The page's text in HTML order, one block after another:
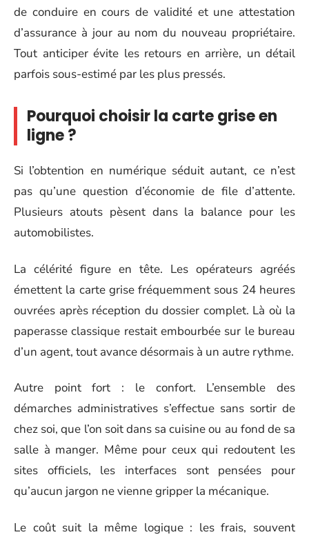
de conduire en cours de validité et une attestation
d’assurance à jour au nom du nouveau propriétaire.
Tout anticiper évite les retours en arrière, un détail
parfois sous-estimé par les plus pressés.
Pourquoi choisir la carte grise en
ligne ?
Si l’obtention en numérique séduit autant, ce n’est
pas qu’une question d’économie de file d’attente.
Plusieurs atouts pèsent dans la balance pour les
automobilistes.
La célérité figure en tête. Les opérateurs agréés
émettent la carte grise fréquemment sous 24 heures
ouvrées après réception du dossier complet. Là où la
paperasse classique restait embourbée sur le bureau
d’un agent, tout avance désormais à un autre rythme.
Autre point fort : le confort. L’ensemble des
démarches administratives s’effectue sans sortir de
chez soi, que l’on soit dans sa cuisine ou au fond de sa
salle à manger. Même pour ceux qui redoutent les
sites officiels, les interfaces sont pensées pour
qu’aucun jargon ne vienne gripper la mécanique.
Le coût suit la même logique : les frais, souvent